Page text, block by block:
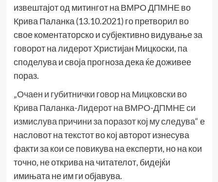
извештајот од митингот на ВМРО ДПМНЕ во
Крива Паланка (13.10.2021) го претворил во
свое коментаторско и субјективно видување за
говорот на лидерот Христијан Мицкоски, па
споделува и своја прогноза дека ќе доживее
пораз.
„Очаен и губитнички говор на Мицковски во
Крива Паланка-Лидерот на ВМРО-ДПМНЕ си
измислува причини за поразот кој му следува“е
насловот на текстот во кој авторот изнесува
факти за кои се повикува на експерти, но на кои
точно, не открива на читателот, бидејќи
имињата не им ги објавува.